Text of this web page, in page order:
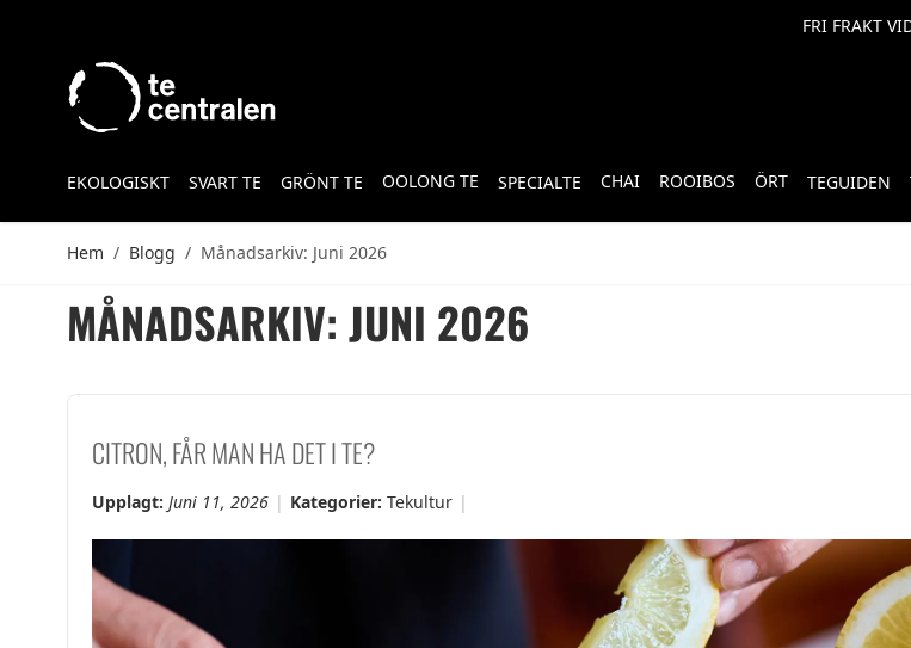
FRI FRAKT
EKOLOGISKT SVART TE GRÖNT TE OOLONG TE SPECIALTE CHAI ROOIBOS ÖRT TEGUIDEN
Hem / Blogg / Månadsarkiv: Juni 2026
MÅNADSARKIV: JUNI 2026
CITRON, FÅR MAN HA DET I TE?
Upplagt: Juni 11, 2026 Kategorier: Tekultur